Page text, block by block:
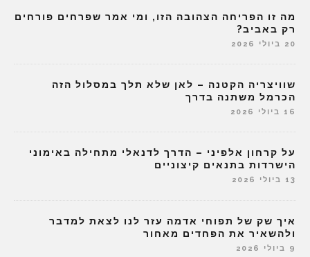
מה זו הפריחה הצהובה הזו, ומי אמר שפרחים פורחים
רק באביב?
20 ביולי 2026
שוויצריה הקטנה – לאן שלא תלך במסלול הזה
הכרמל משתנה בדרך
16 ביולי 2026
על קרחון אלפיני – הדרך לדנאלי מתחילה באימוני
הישרדות בתנאים קיצוניים
13 ביולי 2026
איך שק של תפוחי אדמה עזר לנו לצאת למדבר
ולהשאיר את הפחדים מאחור
9 ביולי 2026